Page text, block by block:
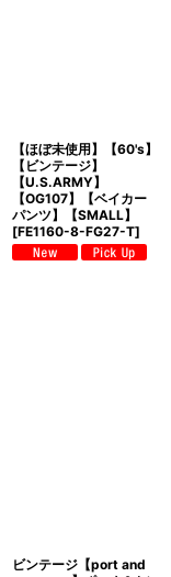
【ほぼ未使用】【60's】
【ビンテージ】
【U.S.ARMY】
【OG107】【ベイカー
パンツ】【SMALL】
[FE1160-8-FG27-T]
ビンテージ【port and